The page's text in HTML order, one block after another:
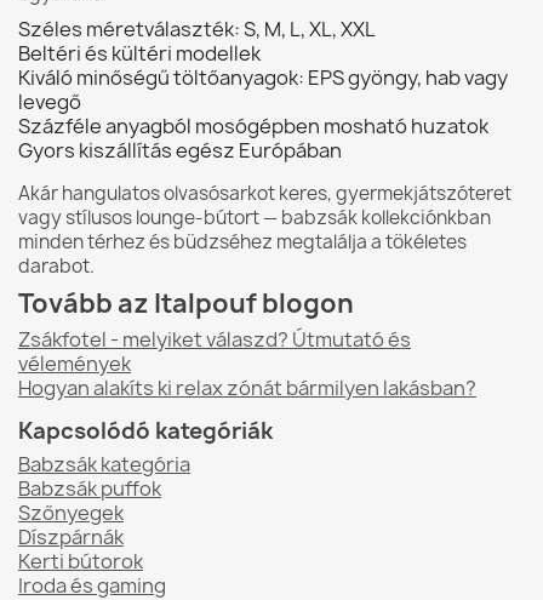
Széles méretválaszték: S, M, L, XL, XXL
Beltéri és kültéri modellek
Kiváló minőségű töltőanyagok: EPS gyöngy, hab vagy
levegő
Százféle anyagból mosógépben mosható huzatok
Gyors kiszállítás egész Európában
Akár hangulatos olvasósarkot keres, gyermekjátszóteret
vagy stílusos lounge-bútort — babzsák kollekciónkban
minden térhez és büdzséhez megtalálja a tökéletes
darabot.
Tovább az Italpouf blogon
Zsákfotel - melyiket válaszd? Útmutató és
vélemények
Hogyan alakíts ki relax zónát bármilyen lakásban?
Kapcsolódó kategóriák
Babzsák kategória
Babzsák puffok
Szőnyegek
Díszpárnák
Kerti bútorok
Iroda és gaming